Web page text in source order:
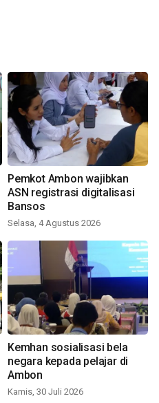
Pemkot Ambon wajibkan
ASN registrasi digitalisasi
Bansos
Selasa, 4 Agustus 2026
Kemhan sosialisasi bela
negara kepada pelajar di
Ambon
Kamis, 30 Juli 2026